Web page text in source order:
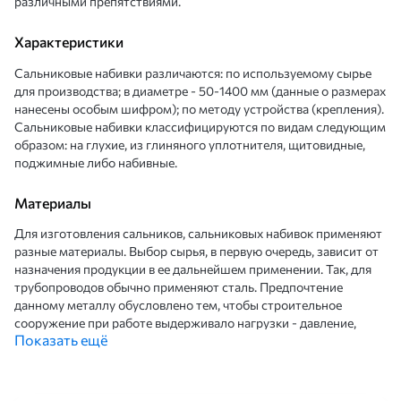
Характеристики
Сальниковые набивки различаются: по используемому сырье
для производства; в диаметре - 50-1400 мм (данные о размерах
нанесены особым шифром); по методу устройства (крепления).
Сальниковые набивки классифицируются по видам следующим
образом: на глухие, из глиняного уплотнителя, щитовидные,
поджимные либо набивные.
Материалы
Для изготовления сальников, сальниковых набивок применяют
разные материалы. Выбор сырья, в первую очередь, зависит от
назначения продукции в ее дальнейшем применении. Так, для
трубопроводов обычно применяют сталь. Предпочтение
данному металлу обусловлено тем, чтобы строительное
сооружение при работе выдерживало нагрузки - давление,
перепады температур, условия рабочей среды. Наиболее чаще
Показать ещё